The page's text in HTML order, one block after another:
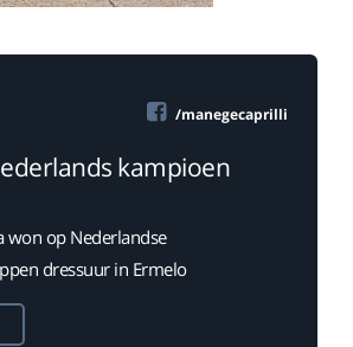
/manegecaprilli
kampioen
won op Nederlandse
dressuur in Ermelo